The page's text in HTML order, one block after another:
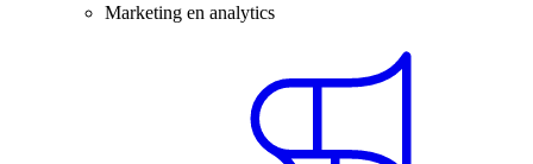
Marketing en analytics